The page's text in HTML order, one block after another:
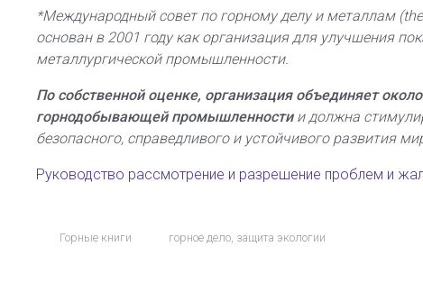
*Международный совет по горному делу и металлам
основан в 2001 году как организация для улучшения
металлургической промышленности.
По собственной оценке, организация объединяет
горнодобывающей промышленности и должна
безопасного, справедливого и устойчивого развития
Руководство рассмотрение и разрешение проблем и
Горные книги горное дело, защита экологии